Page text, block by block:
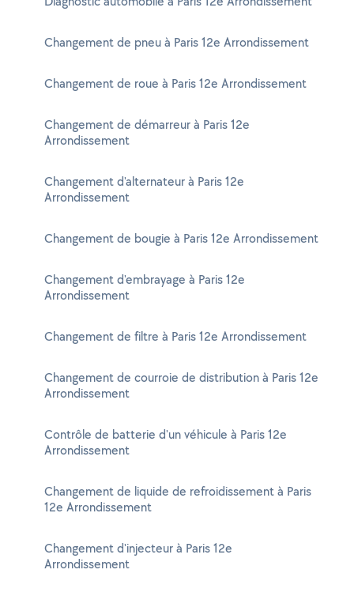
Changement de pneu à Paris 12e Arrondissement
Changement de roue à Paris 12e Arrondissement
Changement de démarreur à Paris 12e
Arrondissement
Changement d'alternateur à Paris 12e
Arrondissement
Changement de bougie à Paris 12e Arrondissement
Changement d'embrayage à Paris 12e
Arrondissement
Changement de filtre à Paris 12e Arrondissement
Changement de courroie de distribution à Paris 12e
Arrondissement
Contrôle de batterie d'un véhicule à Paris 12e
Arrondissement
Changement de liquide de refroidissement à Paris
12e Arrondissement
Changement d'injecteur à Paris 12e
Arrondissement